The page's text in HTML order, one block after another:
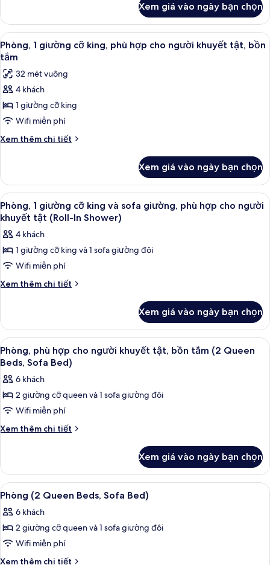
và
sofa
giường
Phòng,
giường
cỡ
king
và
sofa
Xem giá vào ngày bạn chọn
Xem
tất
cả
ảnh
Phòng,
1
giường
cỡ
hợp
cho
người
khuyết
tật,
bồn
tắm
Bàn, màn/rèm cản sáng, bàn ủi/
14
Phòng, 1 giường cỡ king, phù hợp cho người khuyết tật, bồn
tắm
32 mét vuông
4 khách
1 giường cỡ king
Wifi miễn phí
Xem thêm chi tiết
Chi
Phòng,
giường
cỡ
king,
phù
hợp
người
khuyết
tật,
Xem giá vào ngày bạn chọn
Xem
tất
cả
ảnh
Phòng,
1
giường
và
sofa
giường,
phù
hợp
cho
người
tật
Shower)
Bàn, màn/rèm cản sáng, bàn ủi/
14
Phòng, 1 giường cỡ king và sofa giường, phù hợp cho người
khuyết tật (Roll-In Shower)
4 khách
1 giường cỡ king và 1 sofa giường đôi
Wifi miễn phí
Xem thêm chi tiết
Chi
Phòng,
giường
cỡ
và
sofa
giường,
phù
hợp
cho
tật
(Roll-
In
Shower)
Xem giá vào ngày bạn chọn
Xem
tất
cả
ảnh
Phòng,
phù
hợp
khuyết
tật,
bồn
tắm
(2
Queen
Bàn, màn/rèm cản sáng, bàn ủi/
11
Phòng, phù hợp cho người khuyết tật, bồn tắm (2 Queen
Beds, Sofa Bed)
6 khách
2 giường cỡ queen và 1 sofa giường đôi
Wifi miễn phí
Xem thêm chi tiết
Chi
Phòng,
phù
hợp
người
khuyết
bồn
tắm
Xem giá vào ngày bạn chọn
Xem
tất
cả
ảnh
Phòng
(2
Bàn, màn/rèm cản sáng, bàn ủi/
10
Phòng (2 Queen Beds, Sofa Bed)
6 khách
2 giường cỡ queen và 1 sofa giường đôi
Wifi miễn phí
Xem thêm chi tiết
Chi